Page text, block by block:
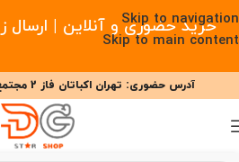
Skip to navigation
Skip to main content
خرید حضوری و آنلاین | ارسال زیر 2 ساعت در
09377477910 - 09127708341 علیزاده
آدرس حضوری: تهران اکباتان فاز 2 مجتمع تجاری مگامال طبقه G2